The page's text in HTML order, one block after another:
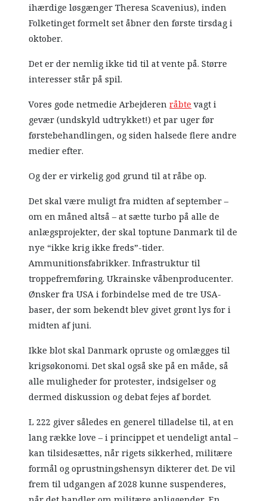
ihærdige løsgænger Theresa Scavenius), inden
Folketinget formelt set åbner den første tirsdag i
oktober.
Det er der nemlig ikke tid til at vente på. Større
interesser står på spil.
Vores gode netmedie Arbejderenråbtevagt i
gevær (undskyld udtrykket!) et par uger før
førstebehandlingen, og siden halsede flere andre
medier efter.
Og der er virkelig god grund til at råbe op.
Det skal være muligt fra midten af september –
om en måned altså – at sætte turbo på alle de
anlægsprojekter, der skal toptune Danmark til de
nye “ikke krig ikke freds”-tider.
Ammunitionsfabrikker. Infrastruktur til
troppefremføring. Ukrainske våbenproducenter.
Ønsker fra USA i forbindelse med de tre USA-
baser, der som bekendt blev givet grønt lys for i
midten af juni.
Ikke blot skal Danmark opruste og omlægges til
krigsøkonomi. Det skal også ske på en måde, så
alle muligheder for protester, indsigelser og
dermed diskussion og debat fejes af bordet.
L 222 giver således en generel tilladelse til, at en
lang række love – i princippet et uendeligt antal –
kan tilsidesættes, når rigets sikkerhed, militære
formål og oprustningshensyn dikterer det. De vil
frem til udgangen af 2028 kunne suspenderes,